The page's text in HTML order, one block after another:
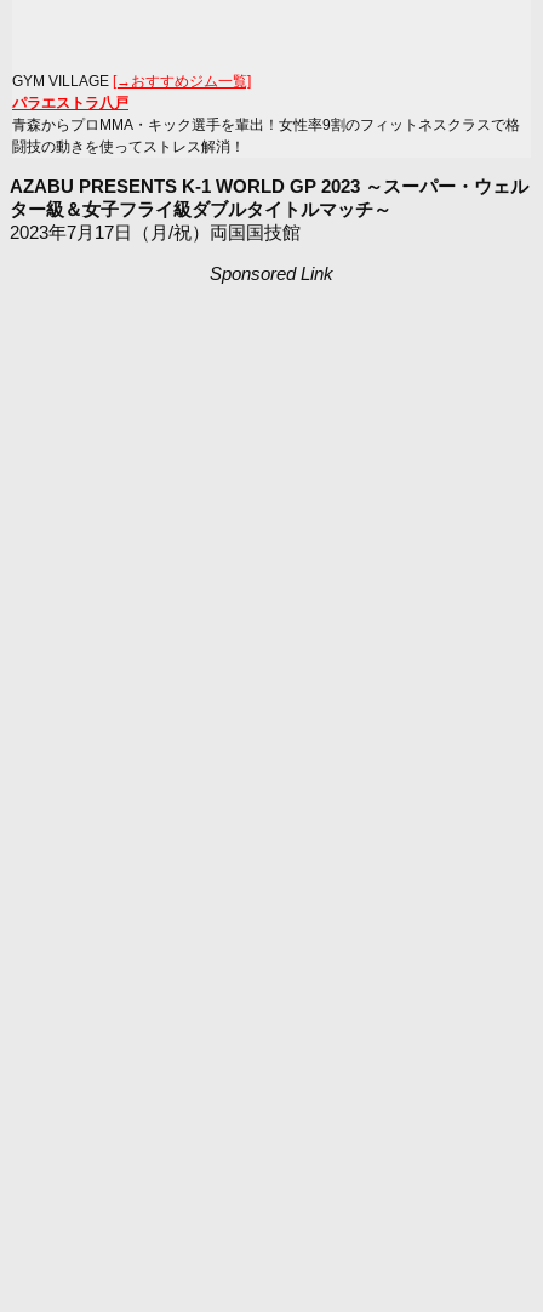
GYM VILLAGE [→おすすめジム一覧]
パラエストラ八戸
青森からプロMMA・キック選手を輩出！女性率9割のフィットネスクラスで格
闘技の動きを使ってストレス解消！
AZABU PRESENTS K-1 WORLD GP 2023 ～スーパー・ウェル
ター級＆女子フライ級ダブルタイトルマッチ～
2023年7月17日（月/祝）両国国技館
Sponsored Link